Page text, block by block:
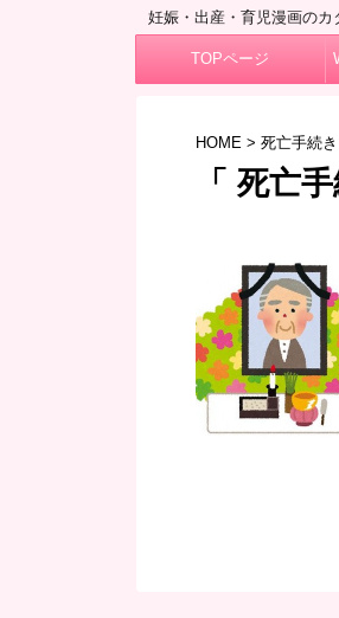
妊娠・出産・育児漫画のカ
TOPページ
HOME> 死亡手続き
「 死亡